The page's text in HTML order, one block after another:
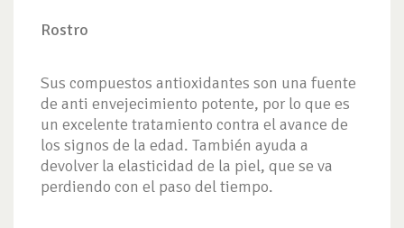
Rostro
Sus compuestos antioxidantes son una fuente
de anti envejecimiento potente, por lo que es
un excelente tratamiento contra el avance de
los signos de la edad. También ayuda a
devolver la elasticidad de la piel, que se va
perdiendo con el paso del tiempo.